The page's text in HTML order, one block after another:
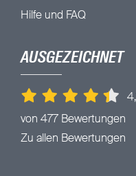
Hilfe und FAQ
AUSGEZEICHNET
von 477 Bewertungen
Zu allen Bewertungen